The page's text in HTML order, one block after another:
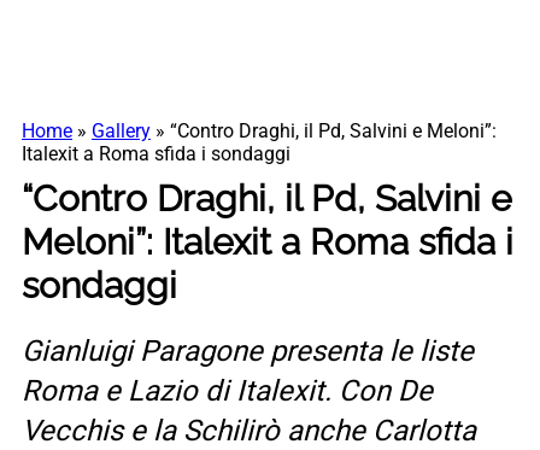
Home » Gallery » “Contro Draghi, il Pd, Salvini e Meloni”:
Italexit a Roma sfida i sondaggi
“Contro Draghi, il Pd, Salvini e
Meloni”: Italexit a Roma sfida i
sondaggi
Gianluigi Paragone presenta le liste
Roma e Lazio di Italexit. Con De
Vecchis e la Schilirò anche Carlotta